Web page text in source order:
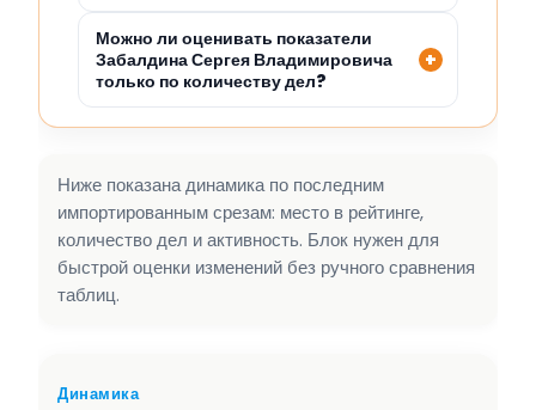
Можно ли оценивать показатели
Забалдина Сергея Владимировича
только по количеству дел?
Ниже показана динамика по последним
импортированным срезам: место в рейтинге,
количество дел и активность. Блок нужен для
быстрой оценки изменений без ручного сравнения
таблиц.
Динамика